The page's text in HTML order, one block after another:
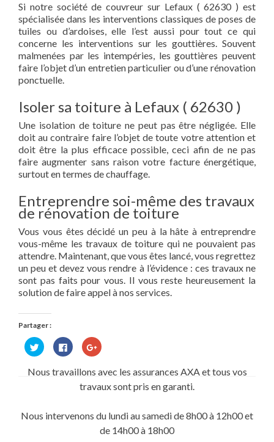
Si notre société de couvreur sur Lefaux ( 62630 ) est
spécialisée dans les interventions classiques de poses de
tuiles ou d’ardoises, elle l’est aussi pour tout ce qui
concerne les interventions sur les gouttières. Souvent
malmenées par les intempéries, les gouttières peuvent
faire l’objet d’un entretien particulier ou d’une rénovation
ponctuelle.
Isoler sa toiture à Lefaux ( 62630 )
Une isolation de toiture ne peut pas être négligée. Elle
doit au contraire faire l’objet de toute votre attention et
doit être la plus efficace possible, ceci afin de ne pas
faire augmenter sans raison votre facture énergétique,
surtout en termes de chauffage.
Entreprendre soi-même des travaux
de rénovation de toiture
Vous vous êtes décidé un peu à la hâte à entreprendre
vous-même les travaux de toiture qui ne pouvaient pas
attendre. Maintenant, que vous êtes lancé, vous regrettez
un peu et devez vous rendre à l’évidence : ces travaux ne
sont pas faits pour vous. Il vous reste heureusement la
solution de faire appel à nos services.
Partager :
Cliquez
pour
partager
Twitter(ouvre
Cliquez
pour
partager
sur
Facebook(ouvre
dans
une
Cliquez
pour
Google+
dans
fenêtre)
Nous travaillons avec les assurances AXA et tous vos
travaux sont pris en garanti.
Nous intervenons du lundi au samedi de 8h00 à 12h00 et
de 14h00 à 18h00